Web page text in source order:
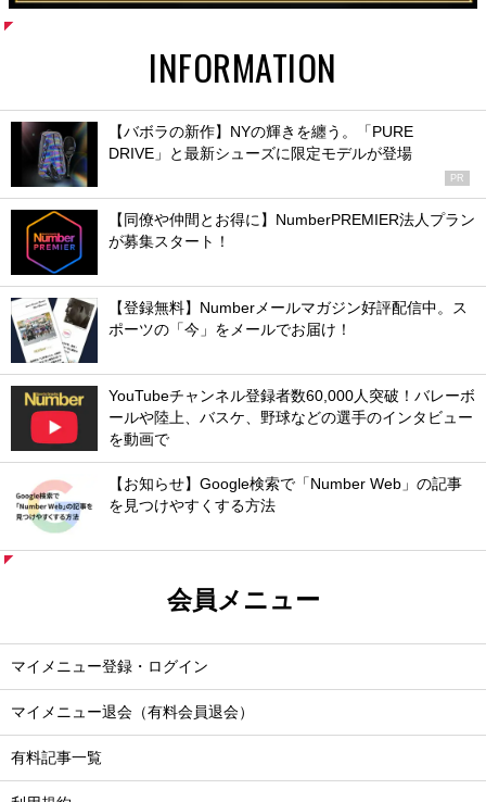
INFORMATION
【バボラの新作】NYの輝きを纏う。「PURE
DRIVE」と最新シューズに限定モデルが登場
PR
【同僚や仲間とお得に】NumberPREMIER法人プラン
が募集スタート！
【登録無料】Numberメールマガジン好評配信中。ス
ポーツの「今」をメールでお届け！
YouTubeチャンネル登録者数60,000人突破！バレーボ
ールや陸上、バスケ、野球などの選手のインタビュー
を動画で
【お知らせ】Google検索で「Number Web」の記事
を見つけやすくする方法
会員メニュー
マイメニュー登録・ログイン
マイメニュー退会（有料会員退会）
有料記事一覧